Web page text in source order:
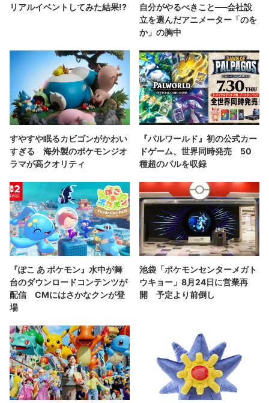
リアルイベントしてみた結果!?
自分がやるべきこと──会社設
立を選んだアニメーター「のを
か」の胸中
すやすや眠るカビゴンがかわい
すぎる 海外製のポケモンジオ
ラマが高クオリティ
『パルワールド』初の公式カー
ドゲーム、世界同時発売 50
種超のパルを収録
『ぽこ あ ポケモン』水中が舞
台のダウンロードコンテンツが
配信 CMにはさかなクンが登
場
池袋「ポケモンセンターメガト
ウキョー」8月24日に営業再
開 予定より前倒し